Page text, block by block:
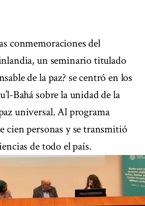
conmemoraciones del
un seminario titulado
de la paz? se centró en los
Bahá sobre la unidad de la
universal. Al programa
cien personas y se transmitió
de todo el país.